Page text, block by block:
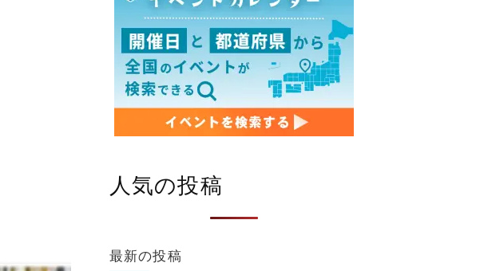
人気の投稿
最新の投稿